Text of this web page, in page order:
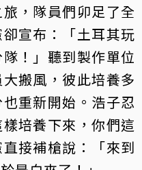
，隊員們卯足了全
宣布：「土耳其玩
！」聽到製作單位
搬風，彼此培養多
重新開始。浩子忍
培養下來，你們這
接補槍說：「來到